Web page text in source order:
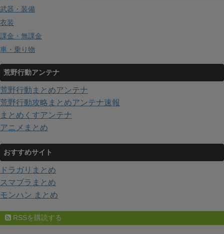
武器・装備
衣装
課金・無課金
車・乗り物
荒野行動アンテナ
荒野行動まとめアンテナ
荒野行動攻略まとめアンテナ速報
まとめくすアンテナ
アニメまとめ
おすすめサイト
ドラガリまとめ
スマブラまとめ
モンハン まとめ
RSSを購読する